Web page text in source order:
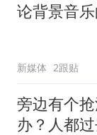
论背景音乐
新媒体 2跟贴
旁边有个
办？人都